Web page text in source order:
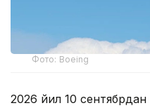
Фото: Boeing
2026 йил 10